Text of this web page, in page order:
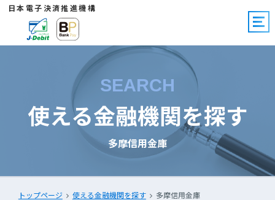
日本電子決済推進機構
SEARCH
使える金融機関を探す
多摩信用金庫
トップページ 使える金融機関を探す 多摩信用金庫